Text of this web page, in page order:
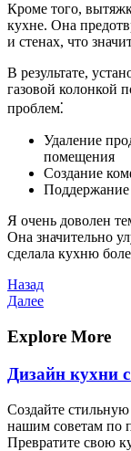
Кроме того,
кухне. Она
и стенах, что
В результате,
газовой колонкой
проблем⁚
Удаление
помещения
Создание
Поддержание
Я очень доволен
Она значительно
сделала кухню
Навигация
по
записям
Предыдущая
запись
Назад
Следующая
Далее
Explore More
Дизайн кухни
Создайте
нашим советам по
Превратите свою